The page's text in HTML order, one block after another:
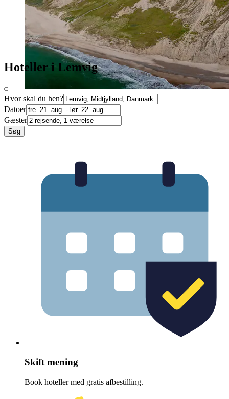
Hoteller i Lemvig
Hvor skal du hen?
Datoer
Gæster
Søg
Skift mening
Book hoteller med gratis afbestilling.